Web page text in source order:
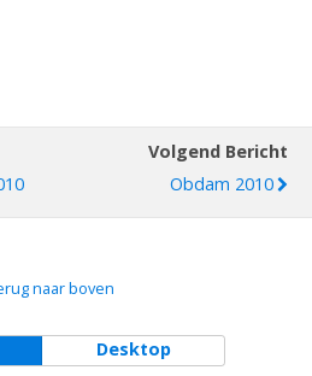
Volgend Bericht
Obdam 2010
naar boven
Desktop